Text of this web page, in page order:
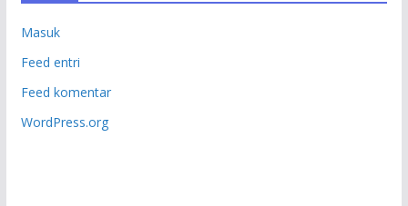
Masuk
Feed entri
Feed komentar
WordPress.org